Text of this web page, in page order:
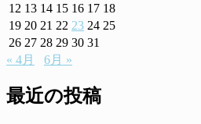
12 13 14 15 16 17 18
19 20 21 22 23 24 25
26 27 28 29 30 31
« 4月
6月 »
最近の投稿